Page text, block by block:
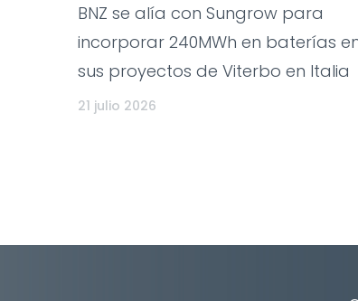
BNZ se alía con Sungrow para
incorporar 240MWh en baterías
sus proyectos de Viterbo en Italia
21 julio 2026